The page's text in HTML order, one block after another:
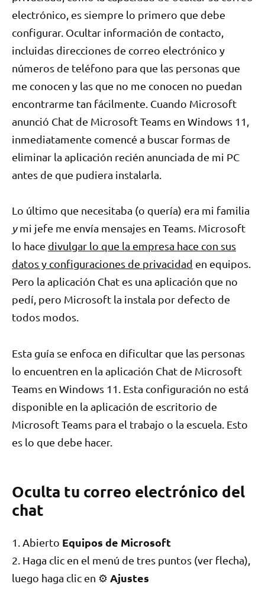
electrónico, es siempre lo primero que debe
configurar. Ocultar información de contacto,
incluidas direcciones de correo electrónico y
números de teléfono para que las personas que
me conocen y las que no me conocen no puedan
encontrarme tan fácilmente. Cuando Microsoft
anunció Chat de Microsoft Teams en Windows 11,
inmediatamente comencé a buscar formas de
eliminar la aplicación recién anunciada de mi PC
antes de que pudiera instalarla.
Lo último que necesitaba (o quería) era mi familia
ymi jefe me envía mensajes en Teams. Microsoft
lo hace divulgar lo que la empresa hace con sus
datos y configuraciones de privacidad en equipos.
Pero la aplicación Chat es una aplicación que no
pedí, pero Microsoft la instala por defecto de
todos modos.
Esta guía se enfoca en dificultar que las personas
lo encuentren en la aplicación Chat de Microsoft
Teams en Windows 11. Esta configuración no está
disponible en la aplicación de escritorio de
Microsoft Teams para el trabajo o la escuela. Esto
es lo que debe hacer.
Oculta tu correo electrónico del
chat
1. Abierto Equipos de Microsoft
2. Haga clic en el menú de tres puntos (ver flecha),
luego haga clic en ⚙️ Ajustes